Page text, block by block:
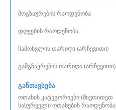
მოგზაურების რაოდენობა
დღეების რაოდენობა
ჩამოსვლის თარიღი (არჩევითი)
გამგზავრების თარიღი (არჩევითი)
განთავსება
ოთახის კატეგორიები (მიუთითეთ
სასურველი ოთახების რაოდენობა